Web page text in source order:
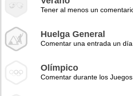
Tener al menos un
Huelga General
Comentar una entrada un
Olímpico
Comentar durante los